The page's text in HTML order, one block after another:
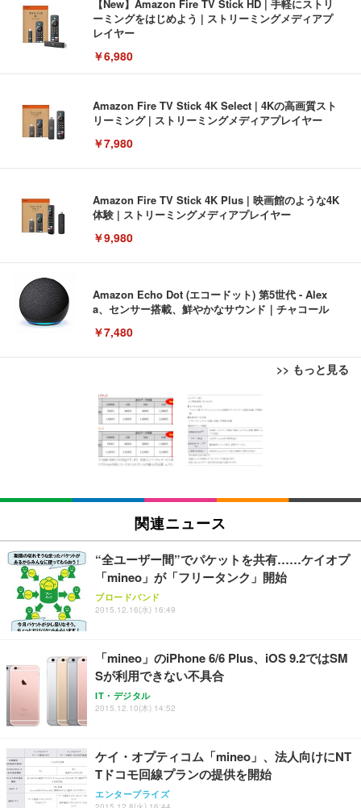
【New】Amazon Fire TV Stick HD | 手軽にストリ
ーミングをはじめよう | ストリーミングメディアプ
レイヤー
￥6,980
Amazon Fire TV Stick 4K Select | 4Kの高画質スト
リーミング | ストリーミングメディアプレイヤー
￥7,980
Amazon Fire TV Stick 4K Plus | 映画館のような4K
体験 | ストリーミングメディアプレイヤー
￥9,980
Amazon Echo Dot (エコードット) 第5世代 - Alex
a、センサー搭載、鮮やかなサウンド｜チャコール
￥7,480
>> もっと見る
[EdoErgo] オフィスチェア 椅子 テレワーク 疲れな
い 跳ね上げ式アームレスト コンパクト 約105度ロッ
キング pc 事務椅子 360度回転 座面昇降 強化ナイロ
ン樹脂ベース 通気性メッシュ 在宅ワーク H-WY01
(黒網+黒枠+黒足)
￥5,699
SIHOO B100 オフィスチェア／デスクチェア メッシ
ュチェア 人間工学 疲れない ブラック
￥27,999
Sezlife オフィスチェア デスクチェア 疲れない テレ
ワーク チェア 強化バックレスト 30度ロッキング機
能 人間工学 椅子 腰サポート 90度跳ね上げ式アーム
務用 おしゃれ パソコンチェア (ブラック)
Sezlife オフィスチェア デスクチェア 疲れない テレ
ワーク チェア 強化バックレスト 30度ロッキング機
能 人間工学 椅子 腰サポート 90度跳ね上げ式アーム
務用 おしゃれ パソコンチェア (ホワイト)
ANDWINT オフィスチェア デスクチェア 肘なし メ
ッシュ 通気性 ランバーサポート付き 腰サポート ガ
EIZO ビジネス向けプレミアムモニター | FlexScan
EV3240X-WT | 31.5型4K UHD・USB Type-C・ホワ
イト
￥105,595
EIZO ビジネス向けプレミアムモニター | FlexScan
【純正品】27"ゲーミングモニター DualSense 充電
フック付き（CFI-ZDM1J）
【整備済み品】Dell E2724HS 27インチ 液晶モニタ
ー フルHD（1920×1080）VA 非光沢 HDMI/DisplayP
ort/VGA スピーカー内蔵 高さ調整 スイベル VESA対
【MiniLED/24.5inch/280Hz/FHD】GRAPHT THE S
HOOTER Gaming Monitor 24” Essential ゲーミン
Amazonベーシック ペットシーツ 薄型 レギュラー 1
回使い捨て 無香料 ホワイト 300枚
￥3,373
Amazonベーシック ペットシーツ 厚型 ワイド 42枚
x2袋(84枚) ホワイト(吸収面:ライトブルー)
￥3,234
ネオ・ルーライフ ネオ・オムツ L 中型犬用 26枚入
り 単品
Smart Basic(スマートベーシック) 【Amazon.co.jp
限定】 Smart Basic アイリスオーヤマ ペットシーツ
超厚型 お徳用 ワイド 100枚入 (x 1) (ケース販売)
アイリスオーヤマ ペットシーツ 超厚型 お徳用 レギ
ュラー 200枚入【Amazon.co.jp限定】
関連ニュース
“全ユーザー間”でパケットを共有……ケイオプ
「mineo」が「フリータンク」開始
ブロードバンド
2015.12.16(水) 16:49
「mineo」のiPhone 6/6 Plus、iOS 9.2ではSM
Sが利用できない不具合
IT・デジタル
2015.12.10(木) 14:52
ケイ・オプティコム「mineo」、法人向けにNT
Tドコモ回線プランの提供を開始
エンタープライズ